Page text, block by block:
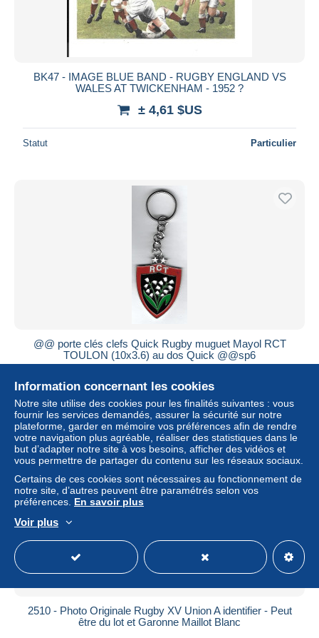
BK47 - IMAGE BLUE BAND - RUGBY ENGLAND VS
WALES AT TWICKENHAM - 1952 ?
± 4,61 $US
Statut Particulier
@@ porte clés clefs Quick Rugby muguet Mayol RCT
TOULON (10x3.6) au dos Quick @@sp6
Statut Particulier
2510 - Photo Originale Rugby XV Union A identifier - Peut
être du lot et Garonne Maillot Blanc
Information concernant les cookies
Notre site utilise des cookies pour les finalités suivantes : vous
fournir les services demandés, assurer la sécurité sur notre
plateforme, garder en mémoire vos préférences afin de rendre
votre navigation plus agréable, réaliser des statistiques dans le
but d’adapter notre site à vos besoins, afficher des vidéos et
vous permettre de partager du contenu sur les réseaux sociaux.
Certains de ces cookies sont nécessaires au fonctionnement de
notre site, d’autres peuvent être paramétrés selon vos
préférences. En savoir plus
Voir plus